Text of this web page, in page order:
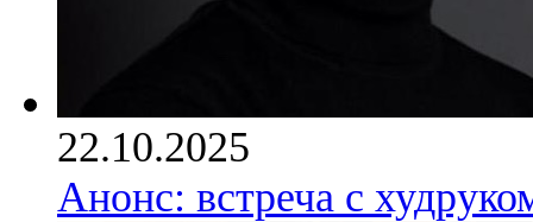
22.10.2025
Анонс: встреча с